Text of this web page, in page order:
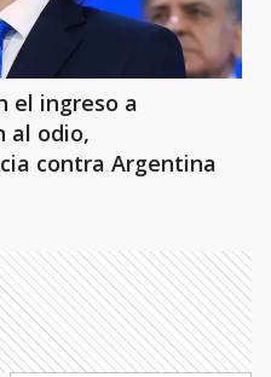
el ingreso a
al odio,
contra Argentina